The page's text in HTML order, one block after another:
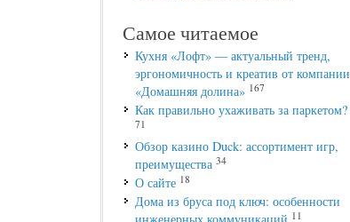
Самое читаемое
Кухня «Лофт» — актуальный тренд,
эргономичность и креатив от компании
«Домашняя долина» 167
Как правильно ухаживать за паркетом?
71
Обзор казино Duck: ассортимент игр,
преимущества 34
О сайте 18
Дома из бруса под ключ: особенности
11